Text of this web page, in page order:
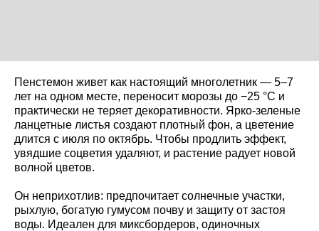
Пенстемон живет как настоящий многолетник — 5–7
лет на одном месте, переносит морозы до −25 °C и
практически не теряет декоративности. Ярко-зеленые
ланцетные листья создают плотный фон, а цветение
длится с июля по октябрь. Чтобы продлить эффект,
увядшие соцветия удаляют, и растение радует новой
волной цветов.
Он неприхотлив: предпочитает солнечные участки,
рыхлую, богатую гумусом почву и защиту от застоя
воды. Идеален для миксбордеров, одиночных